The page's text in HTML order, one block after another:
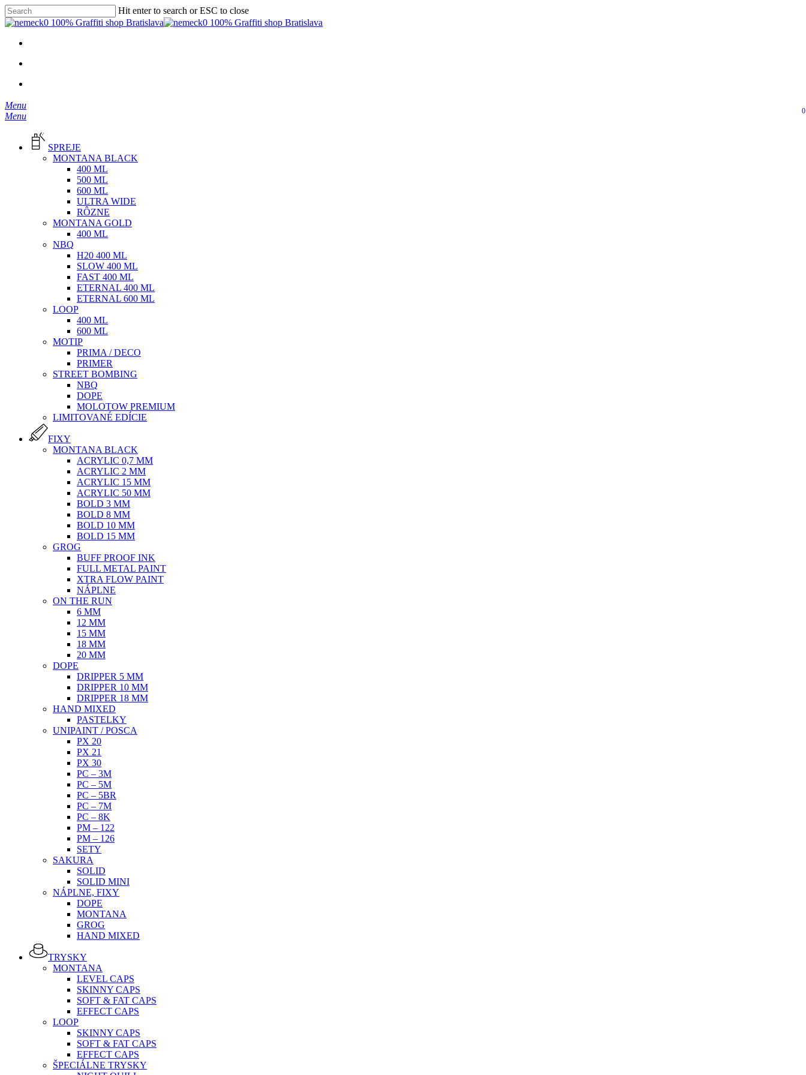
Skip
to
content
Hit enter to search or ESC to close
Close
Menu
search
0
Menu
SPREJE
MONTANA BLACK
400 ML
500 ML
600 ML
ULTRA WIDE
RÔZNE
MONTANA GOLD
400 ML
NBQ
H20 400 ML
SLOW 400 ML
FAST 400 ML
ETERNAL 400 ML
ETERNAL 600 ML
LOOP
400 ML
600 ML
MOTIP
PRIMA / DECO
PRIMER
STREET BOMBING
NBQ
DOPE
MOLOTOW PREMIUM
LIMITOVANÉ EDÍCIE
FIXY
MONTANA BLACK
ACRYLIC 0,7 MM
ACRYLIC 2 MM
ACRYLIC 15 MM
ACRYLIC 50 MM
BOLD 3 MM
BOLD 8 MM
BOLD 10 MM
BOLD 15 MM
GROG
BUFF PROOF INK
FULL METAL PAINT
XTRA FLOW PAINT
NÁPLNE
ON THE RUN
6 MM
12 MM
15 MM
18 MM
20 MM
DOPE
DRIPPER 5 MM
DRIPPER 10 MM
DRIPPER 18 MM
HAND MIXED
PASTELKY
UNIPAINT / POSCA
PX 20
PX 21
PX 30
PC – 3M
PC – 5M
PC – 5BR
PC – 7M
PC – 8K
PM – 122
PM – 126
SETY
SAKURA
SOLID
SOLID MINI
NÁPLNE, FIXY
DOPE
MONTANA
GROG
HAND MIXED
TRYSKY
MONTANA
LEVEL CAPS
SKINNY CAPS
SOFT & FAT CAPS
EFFECT CAPS
LOOP
SKINNY CAPS
SOFT & FAT CAPS
EFFECT CAPS
ŠPECIÁLNE TRYSKY